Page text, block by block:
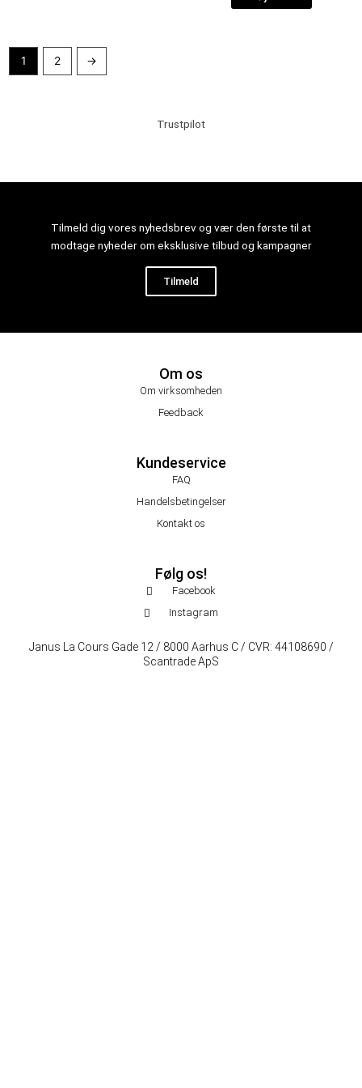
1 2 →
Trustpilot
Tilmeld dig vores nyhedsbrev og vær den første til at
modtage nyheder om eksklusive tilbud og kampagner
Tilmeld
Om os
Om virksomheden
Feedback
Kundeservice
FAQ
Handelsbetingelser
Kontakt os
Følg os!
Facebook
Instagram
Janus La Cours Gade 12 / 8000 Aarhus C / CVR: 44108690 /
Scantrade ApS